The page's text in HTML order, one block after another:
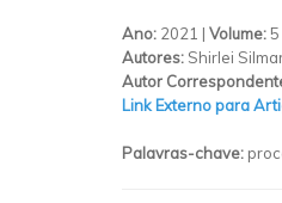
Ano: 2021 | Volume:5
Autores: Shirlei
Autor
Link Externo para
Palavras-chave: